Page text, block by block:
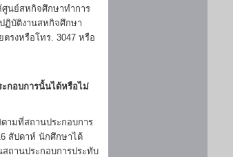
ศูนย์สหกิจศึกษาทำการ
ฏิบัติงานสหกิจศึกษา
รงหรือโทร. 3047 หรือ
กอบการนั้นได้หรือไม่
ามที่สถานประกอบการ
สัปดาห์ นักศึกษาได้
ถานประกอบการประทับ